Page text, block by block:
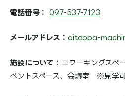
電話番号： 097-537-7123
メールアドレス： oitaopa-
施設について： コワーキングスペ
ベントスペース、会議室 ※見学